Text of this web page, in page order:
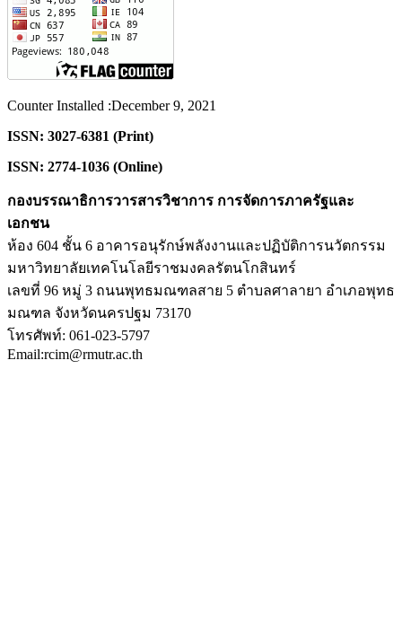
Counter Installed :December 9, 2021
ISSN: 3027-6381 (Print)
ISSN: 2774-1036 (Online)
กองบรรณาธิการวารสารวิชาการ การจัดการภาครัฐและ
เอกชน
ห้อง 604 ชั้น 6 อาคารอนุรักษ์พลังงานและปฏิบัติการนวัตกรรม
มหาวิทยาลัยเทคโนโลยีราชมงคลรัตนโกสินทร์
เลขที่ 96 หมู่ 3 ถนนพุทธมณฑลสาย 5 ตำบลศาลายา อำเภอพุทธ
มณฑล จังหวัดนครปฐม 73170
โทรศัพท์: 061-023-5797
Email:rcim@rmutr.ac.th